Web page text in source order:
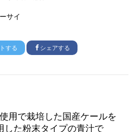
サイ
する シェアする
用で栽培した国産ケールを
した粉末タイプの青汁で